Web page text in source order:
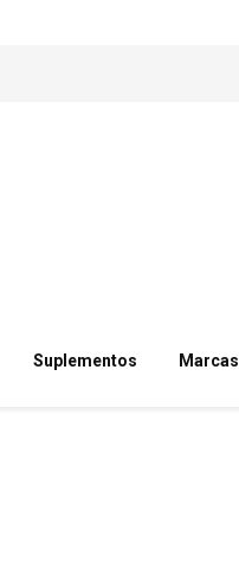
Suplementos Marcas